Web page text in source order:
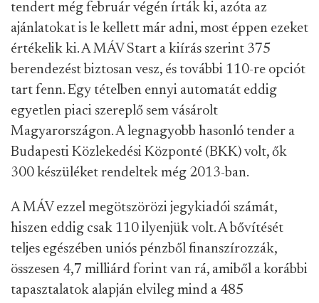
tendert még február végén írták ki, azóta az
ajánlatokat is le kellett már adni, most éppen ezeket
értékelik ki. A MÁV Start a kiírás szerint 375
berendezést biztosan vesz, és további 110-re opciót
tart fenn. Egy tételben ennyi automatát eddig
egyetlen piaci szereplő sem vásárolt
Magyarországon. A legnagyobb hasonló tender a
Budapesti Közlekedési Központé (BKK) volt, ők
300 készüléket rendeltek még 2013-ban.
A MÁV ezzel megötszörözi jegykiadói számát,
hiszen eddig csak 110 ilyenjük volt. A bővítését
teljes egészében uniós pénzből finanszírozzák,
összesen 4,7 milliárd forint van rá, amiből a korábbi
tapasztalatok alapján elvileg mind a 485